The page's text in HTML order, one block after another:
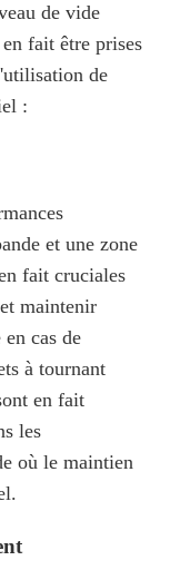
de vide
fait être prises
de
:
et une zone
fait cruciales
maintenir
cas de
à tournant
en fait
les
où le maintien